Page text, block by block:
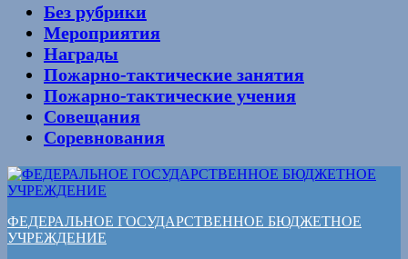
Без рубрики
Мероприятия
Награды
Пожарно-тактические занятия
Пожарно-тактические учения
Совещания
Соревнования
ФЕДЕРАЛЬНОЕ ГОСУДАРСТВЕННОЕ БЮДЖЕТНОЕ
УЧРЕЖДЕНИЕ